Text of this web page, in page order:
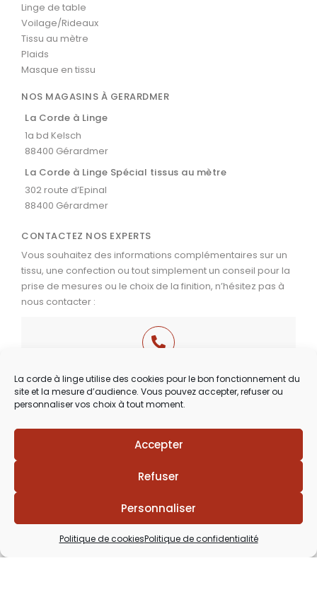
La corde à linge utilise des cookies pour le bon fonctionnement du
site et la mesure d’audience. Vous pouvez accepter, refuser ou
personnaliser vos choix à tout moment.
Accepter
Refuser
Personnaliser
Politique de cookiesPolitique de confidentialité
Linge de table
Voilage/Rideaux
Tissu au mètre
Plaids
Masque en tissu
NOS MAGASINS À GERARDMER
La Corde à Linge
1a bd Kelsch
88400 Gérardmer
La Corde à Linge Spécial tissus au mètre
302 route d’Epinal
88400 Gérardmer
CONTACTEZ NOS EXPERTS
Vous souhaitez des informations complémentaires sur un
tissu, une confection ou tout simplement un conseil pour la
prise de mesures ou le choix de la finition, n’hésitez pas à
nous contacter :
03 29 60 49 17
Du Mardi au Samedi
de 9h30 à 12h00 & de 14h00 à 18h30